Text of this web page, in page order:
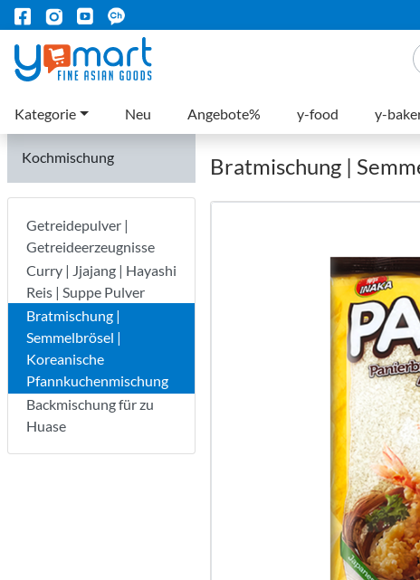
Kategorie Neu Angebote% y-food y-
Kochmischung
Getreidepulver |
Getreideerzeugnisse
Curry | Jjajang | Hayashi
Reis | Suppe Pulver
Bratmischung |
Semmelbrösel |
Koreanische
Pfannkuchenmischung
Backmischung für zu
Huase
Bratmischung |